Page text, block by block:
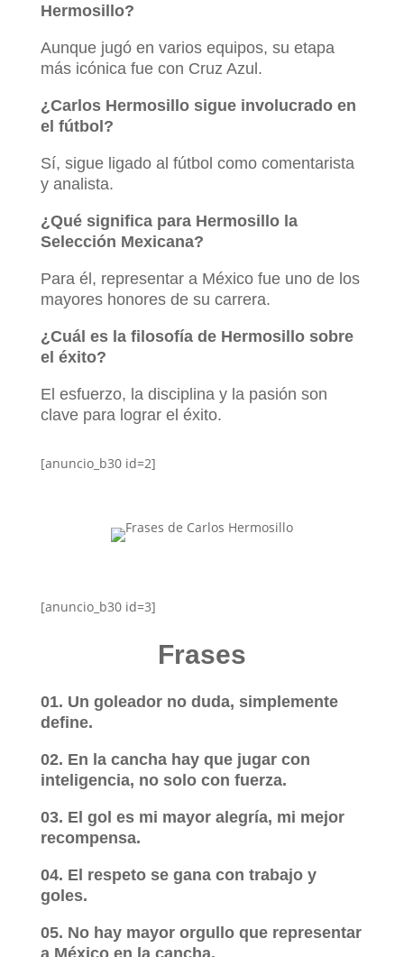
Hermosillo?
Aunque jugó en varios equipos, su etapa
más icónica fue con Cruz Azul.
¿Carlos Hermosillo sigue involucrado en
el fútbol?
Sí, sigue ligado al fútbol como comentarista
y analista.
¿Qué significa para Hermosillo la
Selección Mexicana?
Para él, representar a México fue uno de los
mayores honores de su carrera.
¿Cuál es la filosofía de Hermosillo sobre
el éxito?
El esfuerzo, la disciplina y la pasión son
clave para lograr el éxito.
[anuncio_b30 id=2]
[anuncio_b30 id=3]
Frases
01. Un goleador no duda, simplemente
define.
02. En la cancha hay que jugar con
inteligencia, no solo con fuerza.
03. El gol es mi mayor alegría, mi mejor
recompensa.
04. El respeto se gana con trabajo y
goles.
05. No hay mayor orgullo que representar
a México en la cancha.